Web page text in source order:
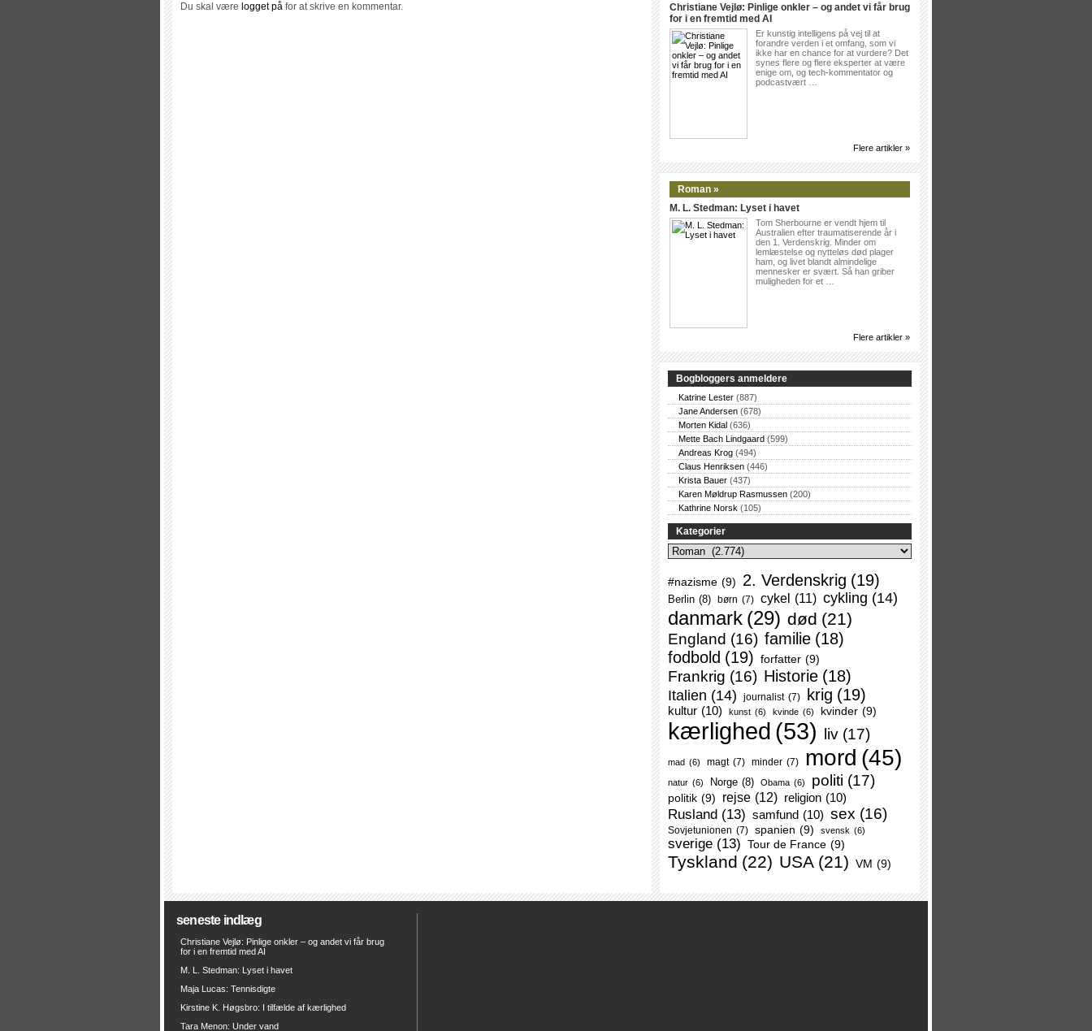
Du skal være logget på for at skrive en kommentar.
Christiane Vejlø: Pinlige onkler – og andet vi får brug
for i en fremtid med AI
Er kunstig intelligens på vej til at
forandre verden i et omfang, som vi
ikke har en chance for at vurdere? Det
synes flere og flere eksperter at være
enige om, og tech-kommentator og
podcastvært …
Flere artikler »
Roman »
M. L. Stedman: Lyset i havet
Tom Sherbourne er vendt hjem til
Australien efter traumatiserende år i
den 1. Verdenskrig. Minder om
lemlæstelse og nytteløs død plager
ham, og livet blandt almindelige
mennesker er svært. Så han griber
muligheden for et …
Flere artikler »
Bogbloggers anmeldere
Katrine Lester (887)
Jane Andersen (678)
Morten Kidal (636)
Mette Bach Lindgaard (599)
Andreas Krog (494)
Claus Henriksen (446)
Krista Bauer (437)
Karen Møldrup Rasmussen (200)
Kathrine Norsk (105)
Kategorier
Kategorier
#nazisme (9) 2. Verdenskrig (19)
Berlin (8) børn (7) cykel (11) cykling (14)
danmark (29) død (21)
England (16) familie (18)
fodbold (19) forfatter (9)
Frankrig (16) Historie (18)
Italien (14) journalist (7) krig (19)
kultur (10) kunst (6) kvinde (6) kvinder (9)
kærlighed (53) liv (17)
mad (6) magt (7) minder (7) mord (45)
natur (6) Norge (8) Obama (6) politi (17)
politik (9) rejse (12) religion (10)
Rusland (13) samfund (10) sex (16)
Sovjetunionen (7) spanien (9) svensk (6)
sverige (13) Tour de France (9)
Tyskland (22) USA (21) VM (9)
seneste indlæg
Christiane Vejlø: Pinlige onkler – og andet vi får brug
for i en fremtid med AI
M. L. Stedman: Lyset i havet
Maja Lucas: Tennisdigte
Kirstine K. Høgsbro: I tilfælde af kærlighed
Tara Menon: Under vand